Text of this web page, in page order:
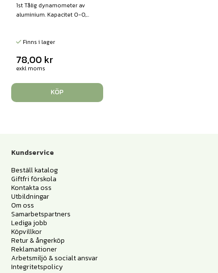
1st Tålig dynamometer av
aluminium. Kapacitet 0-0,...
Finns i lager
78,00 kr
exkl moms
KÖP
Kundservice
Beställ katalog
Giftfri förskola
Kontakta oss
Utbildningar
Om oss
Samarbetspartners
Lediga jobb
Köpvillkor
Retur & ångerköp
Reklamationer
Arbetsmiljö & socialt ansvar
Integritetspolicy